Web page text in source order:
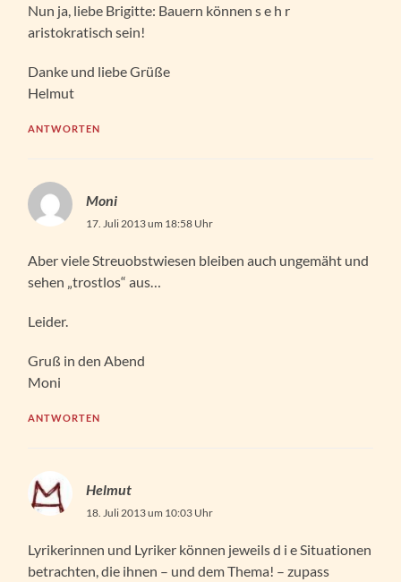
Nun ja, liebe Brigitte: Bauern können s e h r
aristokratisch sein!
Danke und liebe Grüße
Helmut
ANTWORTEN
Moni
17. Juli 2013 um 18:58 Uhr
Aber viele Streuobstwiesen bleiben auch ungemäht und
sehen „trostlos“ aus…
Leider.
Gruß in den Abend
Moni
ANTWORTEN
Helmut
18. Juli 2013 um 10:03 Uhr
Lyrikerinnen und Lyriker können jeweils d i e Situationen
betrachten, die ihnen – und dem Thema! – zupass